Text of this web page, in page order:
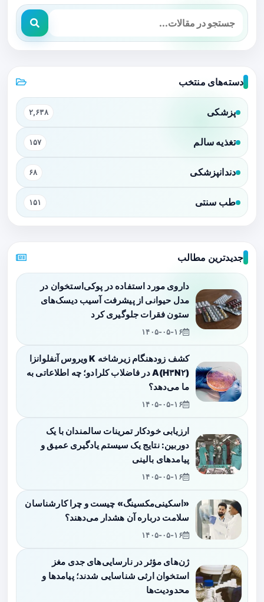
دسته‌های منتخب
پزشکی ۲,۶۳۸
تغذیه سالم ۱۵۷
دندانپزشکی ۶۸
طب سنتی ۱۵۱
جدیدترین مطالب
داروی مورد استفاده در پوکی‌استخوان در
مدل حیوانی از پیشرفت آسیب دیسک‌های
ستون فقرات جلوگیری کرد
۱۴۰۵-۰۵-۱۶
کشف زودهنگام زیرشاخه K ویروس آنفلوانزا
A(H۳N۲) در فاضلاب کلرادو؛ چه اطلاعاتی به
ما می‌دهد؟
۱۴۰۵-۰۵-۱۶
ارزیابی خودکار تمرینات سالمندان با یک
دوربین: نتایج یک سیستم یادگیری عمیق و
پیامدهای بالینی
۱۴۰۵-۰۵-۱۶
«اسکینی‌مکسینگ» چیست و چرا کارشناسان
سلامت درباره آن هشدار می‌دهند؟
۱۴۰۵-۰۵-۱۶
ژن‌های مؤثر در نارسایی‌های جدی مغز
استخوان ارثی شناسایی شدند؛ پیامدها و
محدودیت‌ها